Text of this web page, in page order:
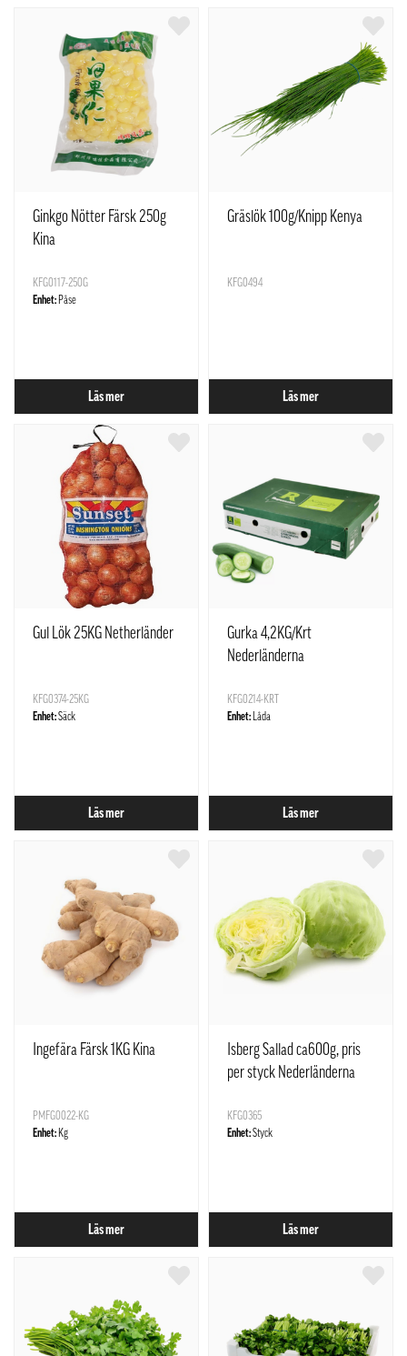
Ginkgo Nötter Färsk 250g
Kina
KFG0117-250G
Enhet: Påse
Läs mer
Gräslök 100g/Knipp Kenya
KFG0494
Läs mer
Gul Lök 25KG Netherländer
KFG0374-25KG
Enhet:Säck
Läs mer
Gurka 4,2KG/Krt
Nederländerna
KFG0214-KRT
Enhet: Låda
Läs mer
Ingefära Färsk 1KG Kina
PMFG0022-KG
Enhet: Kg
Läs mer
Isberg Sallad ca600g, pris
per styck Nederländerna
KFG0365
Enhet:Styck
Läs mer